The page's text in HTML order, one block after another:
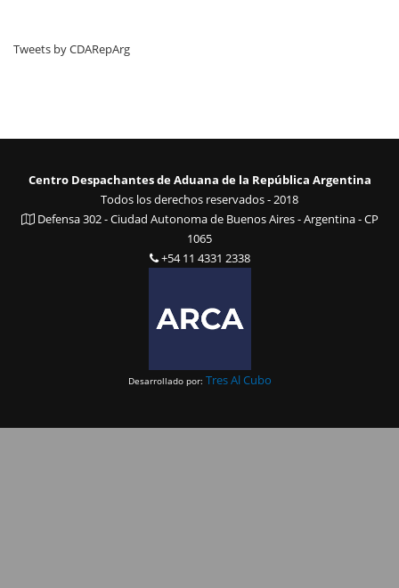
Tweets by CDARepArg
Centro Despachantes de Aduana de la República Argentina
Todos los derechos reservados - 2018
Defensa 302 - Ciudad Autonoma de Buenos Aires - Argentina - CP
1065
+54 11 4331 2338
Desarrollado por: Tres Al Cubo